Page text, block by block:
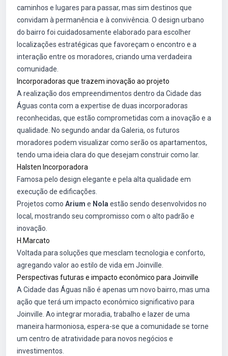
caminhos e lugares para passar, mas sim destinos que
convidam à permanência e à convivência. O design urbano
do bairro foi cuidadosamente elaborado para escolher
localizações estratégicas que favoreçam o encontro e a
interação entre os moradores, criando uma verdadeira
comunidade.
Incorporadoras que trazem inovação ao projeto
A realização dos empreendimentos dentro da Cidade das
Águas conta com a expertise de duas incorporadoras
reconhecidas, que estão comprometidas com a inovação e a
qualidade. No segundo andar da Galeria, os futuros
moradores podem visualizar como serão os apartamentos,
tendo uma ideia clara do que desejam construir como lar.
Halsten Incorporadora
Famosa pelo design elegante e pela alta qualidade em
execução de edificações.
Projetos como Arium e Nola estão sendo desenvolvidos no
local, mostrando seu compromisso com o alto padrão e
inovação.
H.Marcato
Voltada para soluções que mesclam tecnologia e conforto,
agregando valor ao estilo de vida em Joinville.
Perspectivas futuras e impacto econômico para Joinville
A Cidade das Águas não é apenas um novo bairro, mas uma
ação que terá um impacto econômico significativo para
Joinville. Ao integrar moradia, trabalho e lazer de uma
maneira harmoniosa, espera-se que a comunidade se torne
um centro de atratividade para novos negócios e
investimentos.